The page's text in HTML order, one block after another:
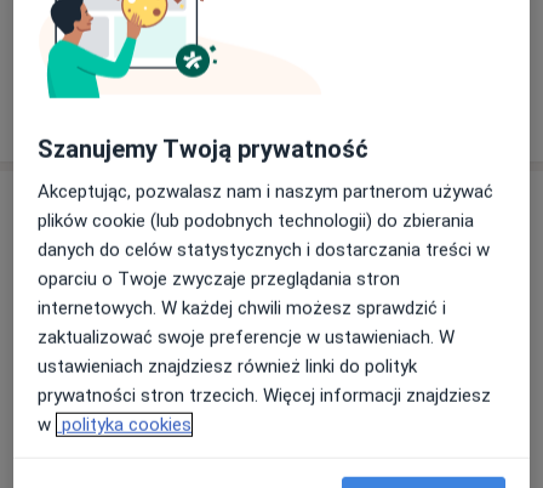
Dorośli
Dzieci
Usługi i ceny
Konsultacja endokrynologiczna
Od 250 zł Szczegóły
Konsultacja internistyczna
Szczegóły
Konsultacja online (kolejna)
Szanujemy Twoją prywatność
Akceptując, pozwalasz nam i naszym partnerom używać
plików cookie (lub podobnych technologii) do zbierania
danych do celów statystycznych i dostarczania treści w
oparciu o Twoje zwyczaje przeglądania stron
internetowych. W każdej chwili możesz sprawdzić i
zaktualizować swoje preferencje w ustawieniach. W
ustawieniach znajdziesz również linki do polityk
prywatności stron trzecich. Więcej informacji znajdziesz
w polityka cookies